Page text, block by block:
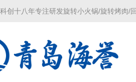
创十八年专注研发旋转小火锅/旋转烤肉/